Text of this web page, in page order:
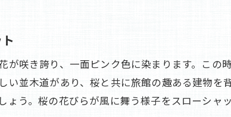
秋の訪れを感じる旅館の窓辺の
旅館の窓から見える冬景色を幻
窓からの眺めを最大限に活かす
が咲き誇り、一面ピンク色に染まります。こ
い並木道があり、桜と共に旅館の趣ある建物
う。桜の花びらが風に舞う様子をスローシャ